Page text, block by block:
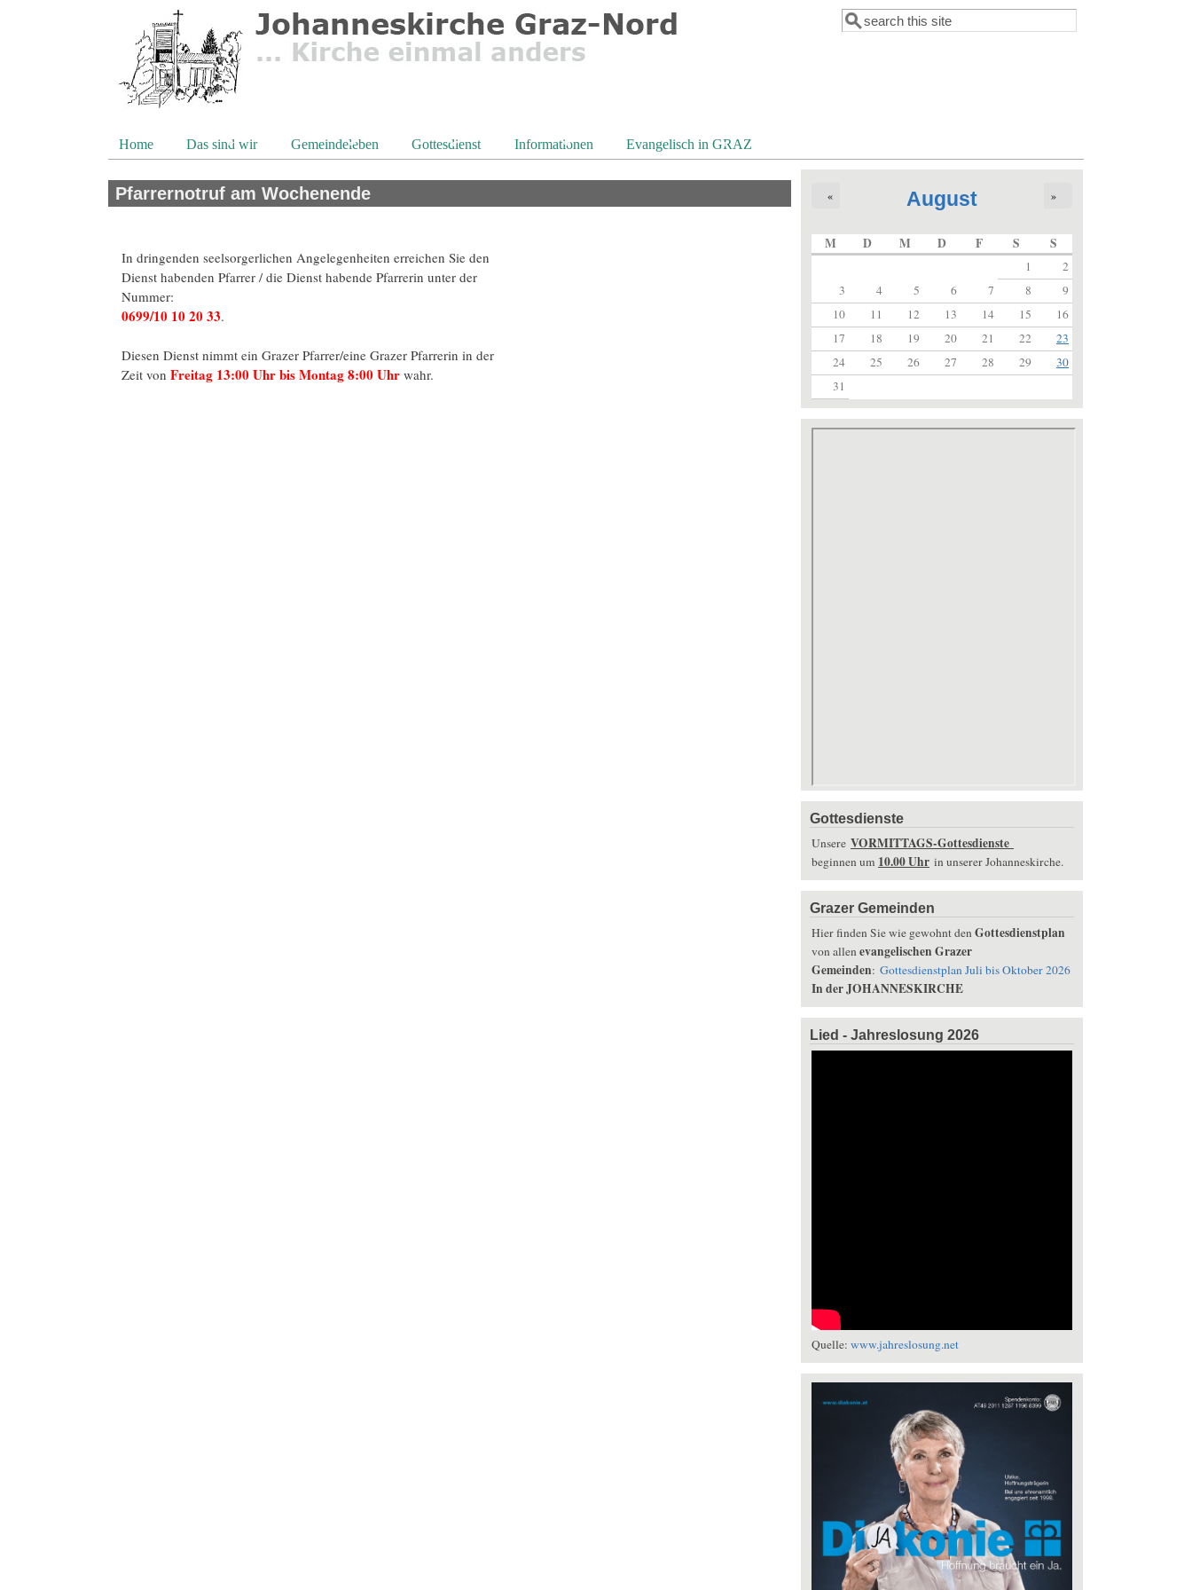
Suchformular
Suche
Home Das sind wir Gemeindeleben Gottesdienst Informationen Evangelisch in GRAZ
Pfarrernotruf am Wochenende
In dringenden seelsorgerlichen Angelegenheiten erreichen Sie den
Dienst habenden Pfarrer / die Dienst habende Pfarrerin unter der
Nummer:
0699/10 10 20 33.
Diesen Dienst nimmt ein Grazer Pfarrer/eine Grazer Pfarrerin in der
Zeit von Freitag 13:00 Uhr bis Montag 8:00 Uhr wahr.
August
« »
M D M D F S S
1
2
3
4 5 6 7 8
9
10
11 12 13 14 15
16
17
18 19 20 21 22
23
24
25 26 27 28 29
30
31
Gottesdienste
Unsere VORMITTAGS-Gottesdienste
beginnen um 10.00 Uhr in unserer Johanneskirche.
Grazer Gemeinden
Hier finden Sie wie gewohnt denGottesdienstplan
von allenevangelischen Grazer
Gemeinden: Gottesdienstplan Juli bis Oktober 2026
In der JOHANNESKIRCHE
Lied - Jahreslosung 2026
Quelle: www.jahreslosung.net